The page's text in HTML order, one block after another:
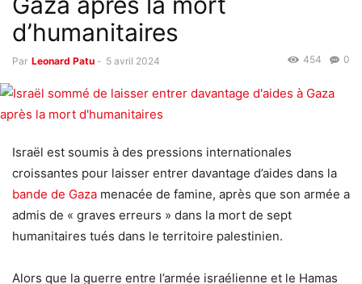
d’humanitaires
Par Leonard Patu - 5 avril 2024 0
454
Israël est soumis à des pressions internationales
croissantes pour laisser entrer davantage d’aides dans la
bande de Gaza menacée de famine, après que son armée a
admis de « graves erreurs » dans la mort de sept
humanitaires tués dans le territoire palestinien.
Alors que la guerre entre l’armée israélienne et le Hamas